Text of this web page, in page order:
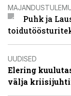
Puhk ja
UUDISED
Elering
välja